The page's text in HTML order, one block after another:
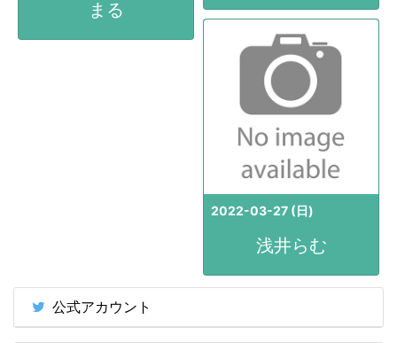
まる
2022-03-27 (日)
浅井らむ
公式アカウント